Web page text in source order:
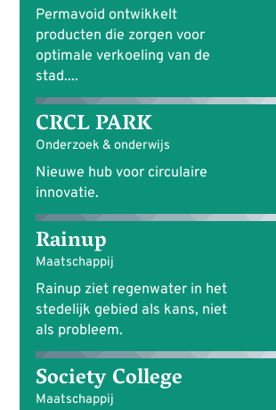
Permavoid ontwikkelt
producten die zorgen voor
optimale verkoeling van de
stad....
CRCL PARK
Onderzoek & onderwijs
Nieuwe hub voor circulaire
innovatie.
Rainup
Maatschappij
Rainup ziet regenwater in het
stedelijk gebied als kans, niet
als probleem.
Society College
Maatschappij